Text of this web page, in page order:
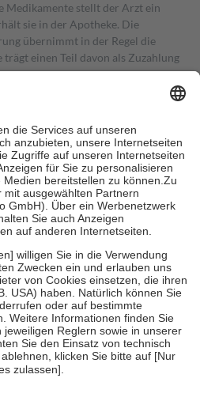
Medikamente stellt der Arzt ein
sie in der Apotheke. Die
übernimmt in der Regel die
einen Teil davon als Zuzahlung
Zuzahlungen in Höhe von zehn
jedoch nie mehr als die tatsächlichen
auch für Online-Apotheken.
Krankenpflege beträgt die
sowie zehn Euro je
für ihre eigene Gesundheit zu
der Familie zu unterstützen,
zum vollendeten 18. Lebensjahr
und Früherkennung, die von der